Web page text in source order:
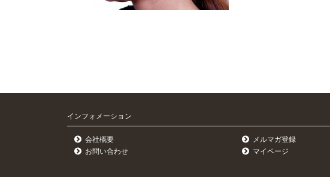
インフォメーション
会社概要 メルマガ登録
お問い合わせ
マイページ